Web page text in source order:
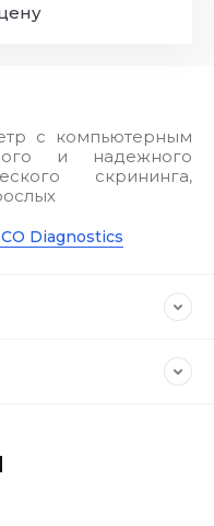
с компьютерным
и надежного
скрининга,
Diagnostics